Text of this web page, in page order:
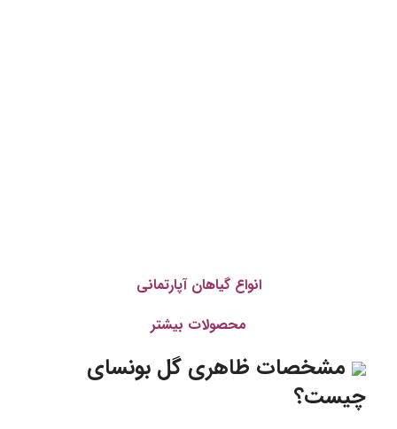
انواع گیاهان آپارتمانی
محصولات بیشتر
مشخصات ظاهری گل بونسای
چیست؟